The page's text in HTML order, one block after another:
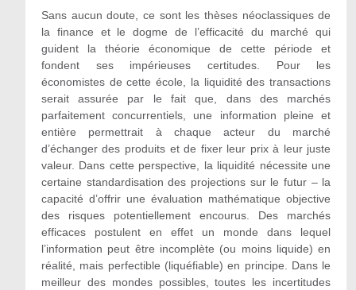
Sans aucun doute, ce sont les thèses néoclassiques de
la finance et le dogme de l’efficacité du marché qui
guident la théorie économique de cette période et
fondent ses impérieuses certitudes. Pour les
économistes de cette école, la liquidité des transactions
serait assurée par le fait que, dans des marchés
parfaitement concurrentiels, une information pleine et
entière permettrait à chaque acteur du marché
d’échanger des produits et de fixer leur prixà leur juste
valeur. Dans cette perspective, la liquidité nécessite une
certaine standardisation des projections sur le futur – la
capacité d’offrir une évaluation mathématique objective
des risques potentiellement encourus. Des marchés
efficaces postulent en effet un monde dans lequel
l’information peut être incomplète (ou moins liquide) en
réalité, mais perfectible (liquéfiable) en principe. Dans le
meilleur des mondes possibles, toutes les incertitudes